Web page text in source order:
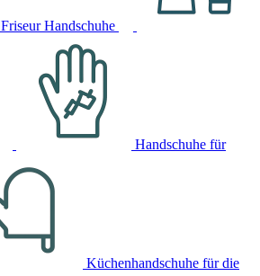
Friseur Handschuhe
Handschuhe für
Küchenhandschuhe für die